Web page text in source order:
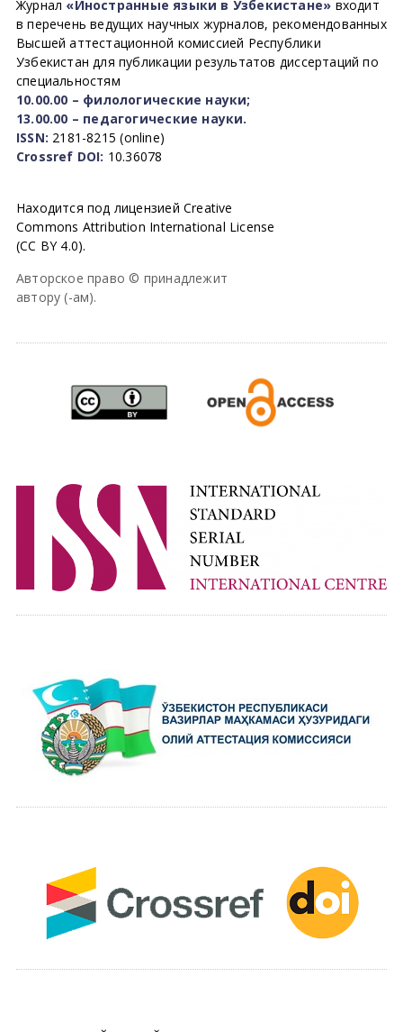
Журнал «Иностранные языки в Узбекистане» входит
в перечень ведущих научных журналов, рекомендованных
Высшей аттестационной комиссией Республики
Узбекистан для публикации результатов диссертаций по
специальностям
10.00.00 – филологические науки;
13.00.00 – педагогические науки.
ISSN: 2181-8215 (online)
Crossref DOI: 10.36078
Находится под лицензией Creative
Commons Attribution International License
(CC BY 4.0).
Авторское право © принадлежит
автору (-ам).